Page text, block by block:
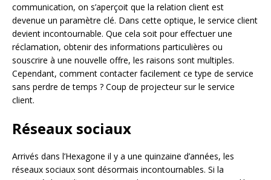
communication, on s’aperçoit que la relation client est
devenue un paramètre clé. Dans cette optique, le service client
devient incontournable. Que cela soit pour effectuer une
réclamation, obtenir des informations particulières ou
souscrire à une nouvelle offre, les raisons sont multiples.
Cependant, comment contacter facilement ce type de service
sans perdre de temps ? Coup de projecteur sur le service
client.
Réseaux sociaux
Arrivés dans l’Hexagone il y a une quinzaine d’années, les
réseaux sociaux sont désormais incontournables. Si la